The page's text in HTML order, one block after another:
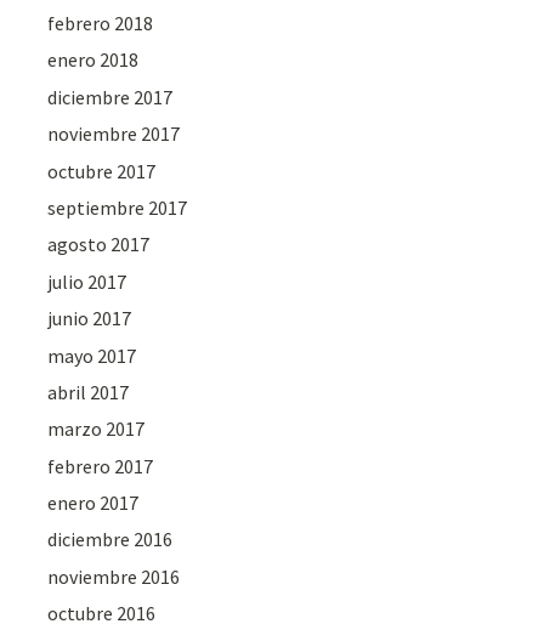
febrero 2018
enero 2018
diciembre 2017
noviembre 2017
octubre 2017
septiembre 2017
agosto 2017
julio 2017
junio 2017
mayo 2017
abril 2017
marzo 2017
febrero 2017
enero 2017
diciembre 2016
noviembre 2016
octubre 2016